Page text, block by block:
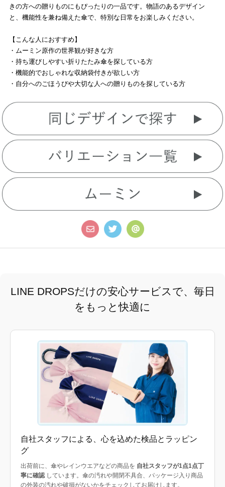
きの方への贈りものにもぴったりの一品です。物語のあるデザイン
と、機能性を兼ね備えた傘で、特別な日常をお楽しみください。
【こんな人におすすめ】
・ムーミン原作の世界観が好きな方
・持ち運びしやすい折りたたみ傘を探している方
・機能的でおしゃれな収納袋付きが欲しい方
・自分へのごほうびや大切な人への贈りものを探している方
LINE DROPSだけの安心サービスで、毎日
をもっと快適に
自社スタッフによる、心を込めた検品とラッピン
グ
出荷前に、傘やレインウエアなどの商品を 自社スタッフが1点1点丁
寧に確認 しています。傘の汚れや開閉不具合、パッケージ入り商品
の外装の汚れや破損がないかをチェックしてお届けします。